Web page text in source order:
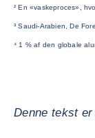
² En «vaskeproces»,
³ Saudi-Arabien, De
⁴ 1 % af den globale
Denne tekst